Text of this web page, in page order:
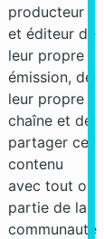
producteur
et éditeur de
leur propre
émission, de
leur propre
chaîne et de
partager ce
contenu
avec tout ou
partie de la
communauté